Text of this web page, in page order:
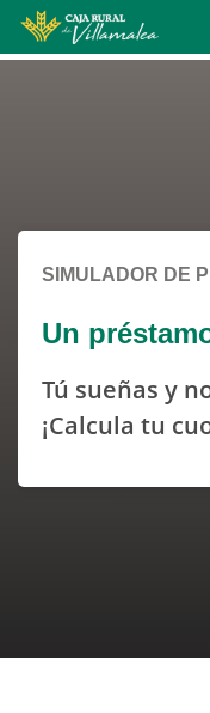
SIMULADOR DE
Un
Tú sueñas y
¡Calcula tu